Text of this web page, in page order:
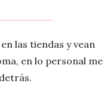
las tiendas y vean
en lo personal me